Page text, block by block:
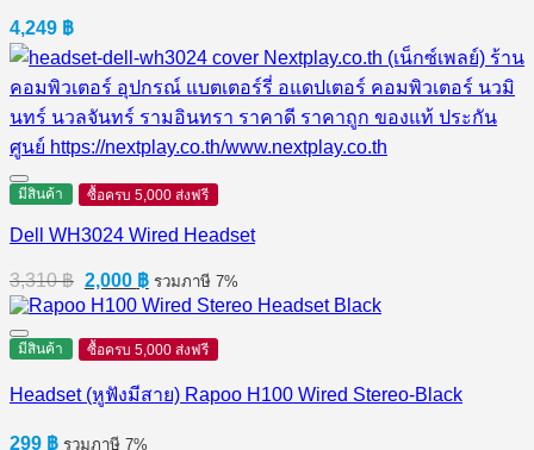
4,249 ฿
มีสินค้า ซื้อครบ 5,000 ส่งฟรี
Dell WH3024 Wired Headset
3,310฿ Original
price
was:
3,310 ฿.
2,000 ฿Current
price
is:
2,000 ฿.
รวมภาษี 7%
มีสินค้า ซื้อครบ 5,000 ส่งฟรี
Headset (หูฟังมีสาย) Rapoo H100 Wired Stereo-Black
299 ฿ รวมภาษี 7%